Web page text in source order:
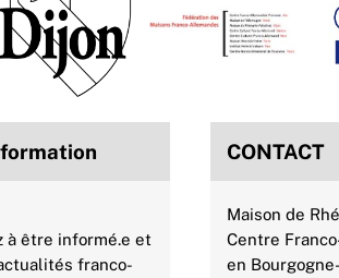
Top
à être informé.e et
franco-
CONTACT
Maison de
Centre
en